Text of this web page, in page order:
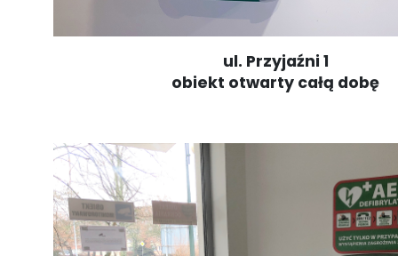
ul. Przyjaźni 1
obiekt otwarty całą dobę